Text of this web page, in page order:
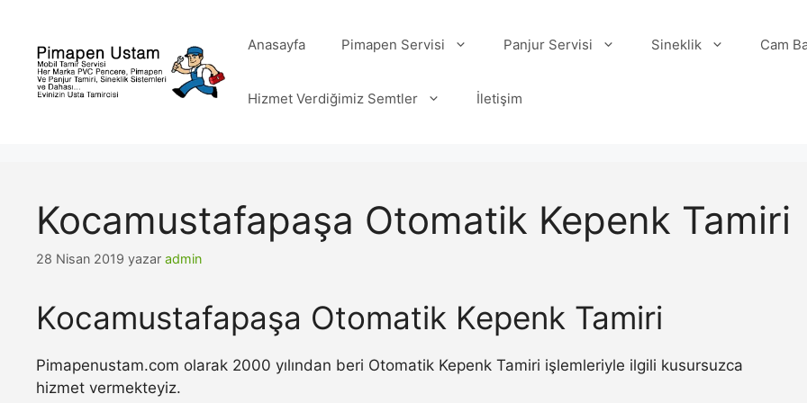
Anasayfa Pimapen Servisi Panjur Servisi Sineklik Cam
Hizmet Verdiğimiz Semtler İletişim
Kocamustafapaşa Otomatik Kepenk Tamiri
28 Nisan 2019 yazar admin
Kocamustafapaşa Otomatik Kepenk Tamiri
Pimapenustam.com olarak 2000 yılından beri Otomatik Kepenk Tamiri işlemleriyle ilgili kusursuzca
hizmet vermekteyiz.